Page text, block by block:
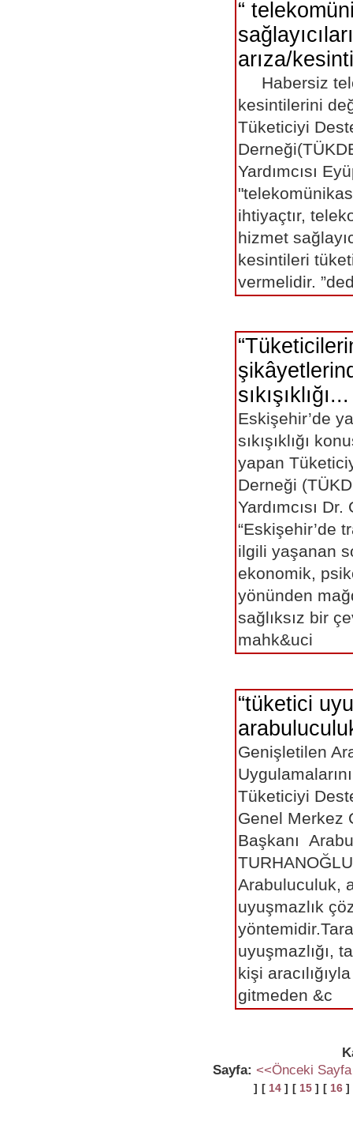
“
arıza/
Habersiz
kesintilerini
Tüketiciyi
Yardımcısı
ihtiyaçtır,
hizmet
kesintileri
vermelidir.
sıkışıklığı...
Eskişehir’de
sıkışıklığı
yapan
Derneği
Yardımcısı
“Eskişehir’de
ilgili yaşanan
ekonomik,
yönünden
sağlıksız bir
mahk&uci
“tüketici
Genişletilen
Tüketiciyi
Genel Merkez
Başkanı
Arabuluculuk,
uyuşmazlık
uyuşmazlığı,
kişi
gitmeden &c
Sayfa: <<Önceki Sayfa
] [ 14 ] [ 15 ] [ 16 ]